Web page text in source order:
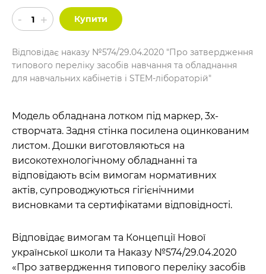
Купити
Відповідає наказу №574/29.04.2020 "Про затвердження
типового переліку засобів навчання та обладнання
для навчальних кабінетів і STEM-лібораторій"
Модель обладнана лотком під маркер, 3х-
створчата. Задня стінка посилена оцинкованим
листом. Дошки виготовляються на
високотехнологічному обладнанні та
відповідають всім вимогам нормативних
актів, супроводжуються гігієнічними
висновками та сертифікатами відповідності.
Відповідає вимогам та Концепції Нової
української школи та Наказу №574/29.04.2020
«Про затвердження типового переліку засобів